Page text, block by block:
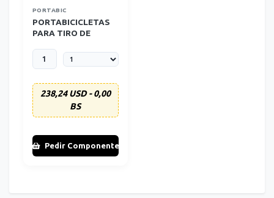
PORTABIC
PORTABICICLETAS
PARA TIRO DE
238,24 USD - 0,00
BS
Pedir Componente